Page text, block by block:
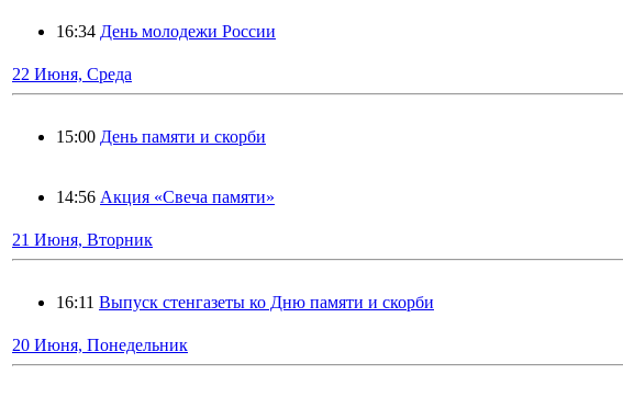
16:34 День молодежи России
22 Июня, Среда
15:00 День памяти и скорби
14:56 Акция «Свеча памяти»
21 Июня, Вторник
16:11 Выпуск стенгазеты ко Дню памяти и скорби
20 Июня, Понедельник